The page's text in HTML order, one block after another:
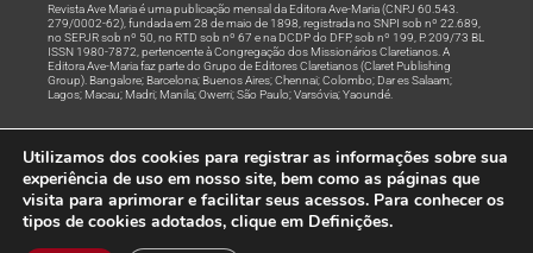
Revista Ave Maria é uma publicação mensal da Editora Ave-Maria (CNPJ 60.543.
279/0002-62), fundada em 28 de maio de 1898, registrada no SNPI sob nº 22.689,
no SEPJR sob nº 50, no RTD sob nº 67 e na DCDP do DFP, sob nº 199, P. 209/73 BL
ISSN 1980-7872, pertencente à Congregação dos Missionários Claretianos. A
Editora Ave-Maria faz parte do Grupo de Editores Claretianos (Claret Publishing
Group). Bangalore; Barcelona; Buenos Aires; Chennai; Colombo; Dar es Salaam;
Lagos; Macau; Madri; Manila; Owerri; São Paulo; Varsóvia; Yaoundé.
Rede
© Todos os Direitos Reservados
Utilizamos dos cookies para registrar as informações sobre sua
experiência de uso em nosso site, bem como as páginas que
visita para aprimorar e facilitar seus acessos. Para conhecer os
tipos de cookies adotados, clique em Definições.